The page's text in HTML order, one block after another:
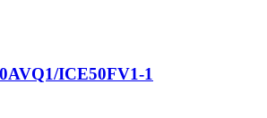
ICE50FV1-1